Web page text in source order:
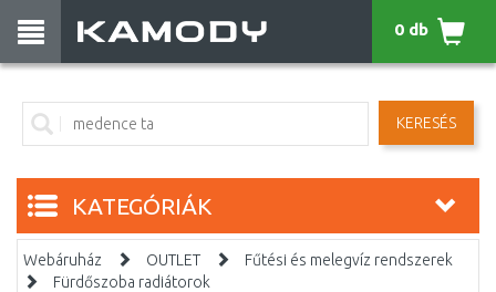
KERESÉS
0 db
KATEGÓRIÁK
Webáruház OUTLET
Fűtési és melegvíz rendszerek
Fürdőszoba radiátorok